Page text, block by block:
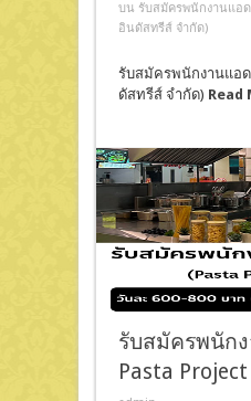
บน รับสมัครพนักงานแอ
อินดัสทรีส์ จำกัด)
รับสมัครพนักงานแอ
ดัสทรีส์ จำกัด) Read
รับสมัครพนัก
Pasta Project